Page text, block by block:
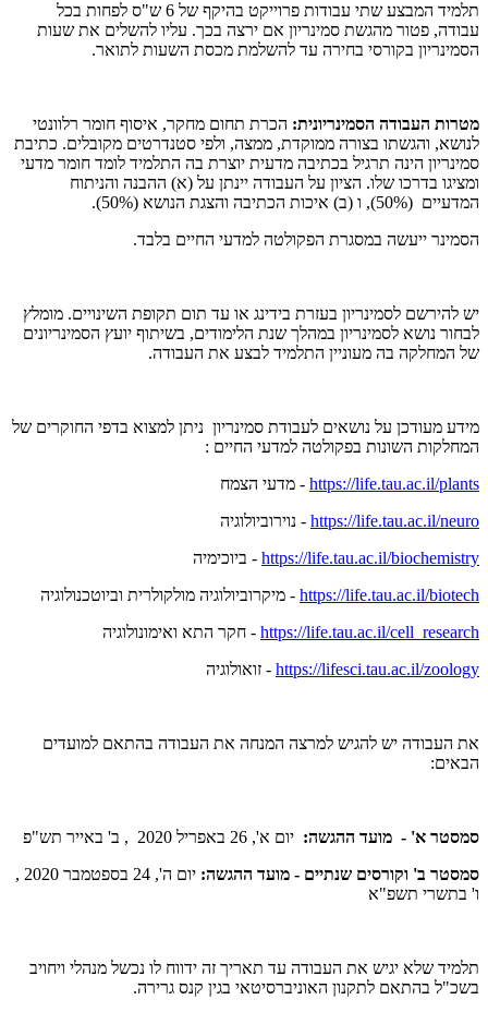
תלמיד המבצע שתי עבודות פרוייקט בהיקף של 6 ש"ס לפחות בכל
עבודה, פטור מהגשת סמינריון אם ירצה בכך. עליו להשלים את שעות
הסמינריון בקורסי בחירה עד להשלמת מכסת השעות לתואר.
מטרות העבודה הסמינריונית: הכרת תחום מחקר, איסוף חומר רלוונטי
לנושא, והגשתו בצורה ממוקדת, ממצה, ולפי סטנדרטים מקובלים. כתיבת
סמינריון הינה תרגיל בכתיבה מדעית יוצרת בה התלמיד לומד חומר מדעי
ומציגו בדרכו שלו. הציון על העבודה יינתן על (א) ההבנה והניתוח
המדעיים (50%), ו (ב) איכות הכתיבה והצגת הנושא (50%).
הסמינר ייעשה במסגרת הפקולטה למדעי החיים בלבד.
יש להירשם לסמינריון בעזרת בידינג או עד תום תקופת השינויים. מומלץ
לבחור נושא לסמינריון במהלך שנת הלימודים, בשיתוף יועץ הסמינריונים
של המחלקה בה מעוניין התלמיד לבצע את העבודה.
מידע מעודכן על נושאים לעבודת סמינריון ניתן למצוא בדפי החוקרים של
המחלקות השונות בפקולטה למדעי החיים :
https://life.tau.ac.il/plants - מדעי הצמח
https://life.tau.ac.il/neuro - נוירוביולוגיה
https://life.tau.ac.il/biochemistry - ביוכימיה
https://life.tau.ac.il/biotech - מיקרוביולוגיה מולקולרית וביוטכנולוגיה
https://life.tau.ac.il/cell_research - חקר התא ואימונולוגיה
https://lifesci.tau.ac.il/zoology - זואולוגיה
את העבודה יש להגיש למרצה המנחה את העבודה בהתאם למועדים
הבאים:
סמסטר א' - מועד ההגשה: יום א', 26 באפריל 2020 , ב' באייר תש"פ
סמסטר ב' וקורסים שנתיים - מועד ההגשה:
יום ה', 24 בספטמבר 2020 ,
ו' בתשרי תשפ"א
תלמיד שלא יגיש את העבודה עד תאריך זה ידווח לו נכשל מנהלי ויחויב
בשכ"ל בהתאם לתקנון האוניברסיטאי בגין קנס גרירה.